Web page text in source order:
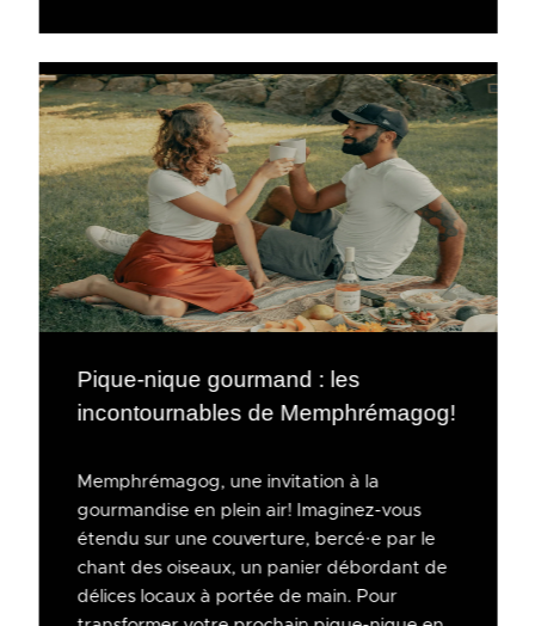
Pique-nique gourmand : les
incontournables de Memphrémagog!
Memphrémagog, une invitation à la
gourmandise en plein air! Imaginez-vous
étendu sur une couverture, bercé·e par le
chant des oiseaux, un panier débordant de
délices locaux à portée de main. Pour